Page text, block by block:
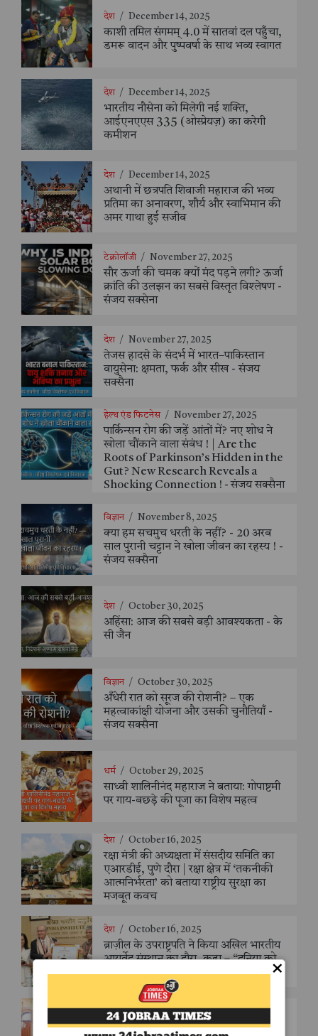
देश / December 14, 2025
काशी तमिल संगमम् 4.0 में सातवां दल पहुँचा,
डमरू वादन और पुष्पवर्षा के साथ भव्य स्वागत
देश / December 14, 2025
भारतीय नौसेना को मिलेगी नई शक्ति,
आईएनएएस 335 (ओस्प्रेयज़) का करेगी
कमीशन
देश / December 14, 2025
अथानी में छत्रपति शिवाजी महाराज की भव्य
प्रतिमा का अनावरण, शौर्य और स्वाभिमान की
अमर गाथा हुई सजीव
टेक्नोलॉजी / November 27, 2025
सौर ऊर्जा की चमक क्यों मंद पड़ने लगी? ऊर्जा
क्रांति की उलझन का सबसे विस्तृत विश्लेषण -
संजय सक्सेना
देश / November 27, 2025
तेजस हादसे के संदर्भ में भारत–पाकिस्तान
वायुसेना: क्षमता, फर्क और सीख - संजय
सक्सैना
हेल्थ एंड फिटनेस / November 27, 2025
पार्किन्सन रोग की जड़ें आंतों में? नए शोध ने
खोला चौंकाने वाला संबंध ! | Are the
Roots of Parkinson’s Hidden in the
Gut? New Research Reveals a
Shocking Connection ! - संजय सक्सैना
विज्ञान / November 8, 2025
क्या हम सचमुच धरती के नहीं? - 20 अरब
साल पुरानी चट्टान ने खोला जीवन का रहस्य ! -
संजय सक्सैना
देश / October 30, 2025
अहिंसा: आज की सबसे बड़ी आवश्यकता - के
सी जैन
विज्ञान / October 30, 2025
अँधेरी रात को सूरज की रोशनी? – एक
महत्वाकांक्षी योजना और उसकी चुनौतियाँ -
संजय सक्सैना
धर्म / October 29, 2025
साध्वी शालिनीनंद महाराज ने बताया: गोपाष्टमी
पर गाय-बछड़े की पूजा का विशेष महत्व
देश / October 16, 2025
रक्षा मंत्री की अध्यक्षता में संसदीय समिति का
एआरडीई, पुणे दौरा | रक्षा क्षेत्र में ‘तकनीकी
आत्मनिर्भरता’ को बताया राष्ट्रीय सुरक्षा का
मजबूत कवच
देश / October 16, 2025
ब्राज़ील के उपराष्ट्रपति ने किया अखिल भारतीय
आयुर्वेद संस्थान का दौरा, कहा – “दुनिया को
आयुर्वेद के शाश्वत ज्ञान की है आवश्यकता”
October 16, 2025
राष्ट्रपति भवन में संयुक्त राष्ट्र सैन्य प्रमुखों की
×